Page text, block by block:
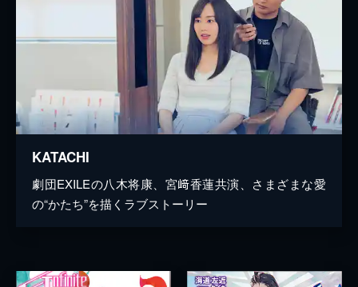
KATACHI
劇団EXILEの八木将康、宮﨑香蓮共演、さまざまな愛
の“かたち”を描くラブストーリー